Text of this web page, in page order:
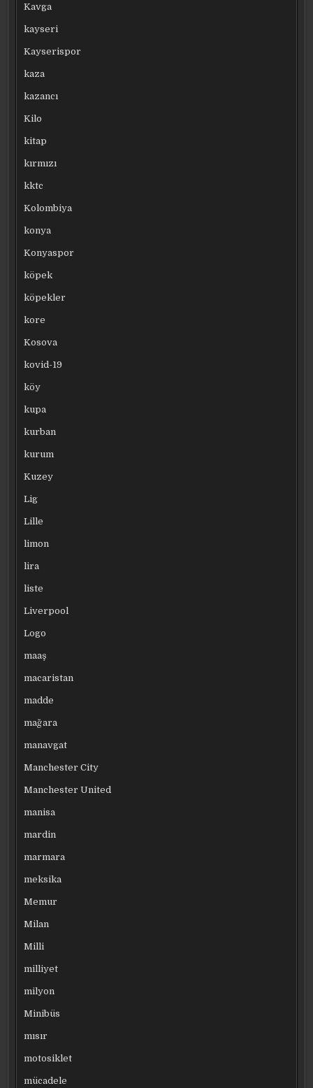
Kavga
kayseri
Kayserispor
kaza
kazancı
Kilo
kitap
kırmızı
kktc
Kolombiya
konya
Konyaspor
köpek
köpekler
kore
Kosova
kovid-19
köy
kupa
kurban
kurum
Kuzey
Lig
Lille
limon
lira
liste
Liverpool
Logo
maaş
macaristan
madde
mağara
manavgat
Manchester City
Manchester United
manisa
mardin
marmara
meksika
Memur
Milan
Milli
milliyet
milyon
Minibüs
mısır
motosiklet
mücadele